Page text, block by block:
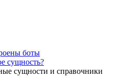
боты
сущность?
сущности и справочники